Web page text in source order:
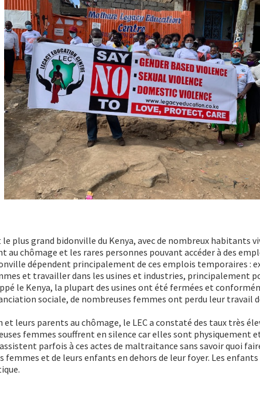
plus grand bidonville du Kenya, avec de nombreux habitants
au chômage et les rares personnes pouvant accéder à des
dépendent principalement de ces emplois temporaires :
et travailler dans les usines et industries, principalement
le Kenya, la plupart des usines ont été fermées et
sociale, de nombreuses femmes ont perdu leur travail
et leurs parents au chômage, le LEC a constaté des taux très
femmes souffrent en silence car elles sont
parfois à ces actes de maltraitance sans savoir quoi
femmes et de leurs enfants en dehors de leur foyer. Les